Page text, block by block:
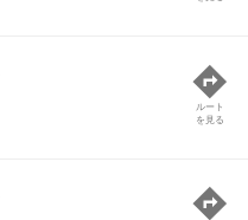
ルート
を見る